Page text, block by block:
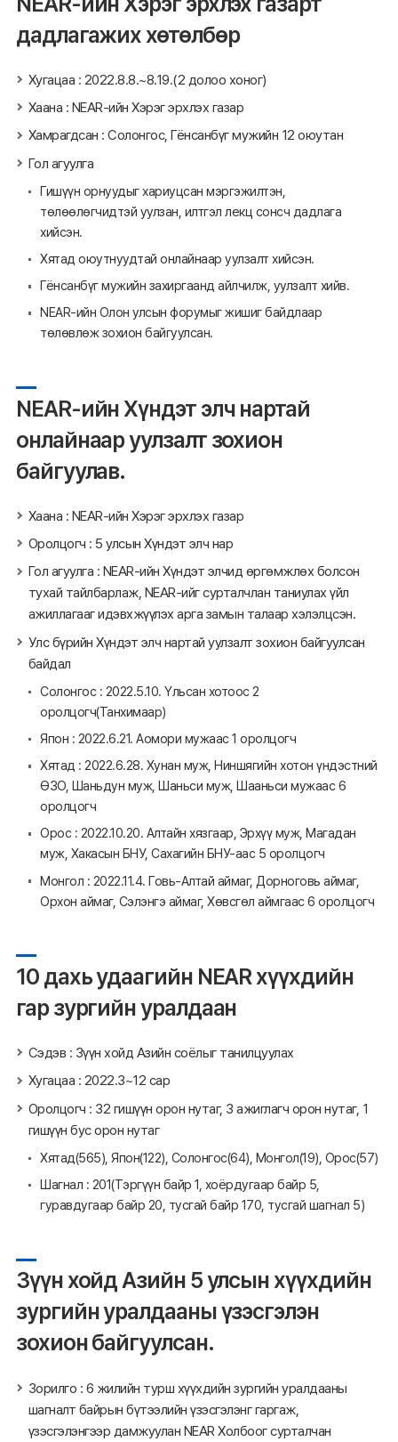
дадлагажих хөтөлбөр
Хугацаа : 2022.8.8.~8.19.(2 долоо хоног)
Хаана : NEAR-ийн Хэрэг эрхлэх газар
Хамрагдсан : Солонгос, Гёнсанбүг мужийн 12 оюутан
Гол агуулга
Гишүүн орнуудыг хариуцсан мэргэжилтэн,
төлөөлөгчидтэй уулзан, илтгэл лекц сонсч дадлага
хийсэн.
Хятад оюутнуудтай онлайнаар уулзалт хийсэн.
Гёнсанбүг мужийн захиргаанд айлчилж, уулзалт хийв.
NEAR-ийн Олон улсын форумыг жишиг байдлаар
төлөвлөж зохион байгуулсан.
NEAR-ийн Хүндэт элч нартай
онлайнаар уулзалт зохион
байгуулав.
Хаана : NEAR-ийн Хэрэг эрхлэх газар
Оролцогч : 5 улсын Хүндэт элч нар
Гол агуулга : NEAR-ийн Хүндэт элчид өргөмжлөх болсон
тухай тайлбарлаж, NEAR-ийг сурталчлан таниулах үйл
ажиллагааг идэвхжүүлэх арга замын талаар хэлэлцсэн.
Улс бүрийн Хүндэт элч нартай уулзалт зохион байгуулсан
байдал
Солонгос : 2022.5.10. Үльсан хотоос 2
оролцогч(Танхимаар)
Япон : 2022.6.21. Аомори мужаас 1 оролцогч
Хятад : 2022.6.28. Хунан муж, Ниншягийн хотон үндэстний
ӨЗО, Шаньдун муж, Шаньси муж, Шааньси мужаас 6
оролцогч
Орос : 2022.10.20. Алтайн хязгаар, Эрхүү муж, Магадан
муж, Хакасын БНУ, Сахагийн БНУ-аас 5 оролцогч
Монгол : 2022.11.4. Говь-Алтай аймаг, Дорноговь аймаг,
Орхон аймаг, Сэлэнгэ аймаг, Хөвсгөл аймгаас 6 оролцогч
10 дахь удаагийн NEAR хүүхдийн
гар зургийн уралдаан
Сэдэв : Зүүн хойд Азийн соёлыг танилцуулах
Хугацаа : 2022.3~12 сар
Оролцогч : 32 гишүүн орон нутаг, 3 ажиглагч орон нутаг, 1
гишүүн бус орон нутаг
Хятад(565), Япон(122), Солонгос(64), Монгол(19), Орос(57)
Шагнал : 201(Тэргүүн байр 1, хоёрдугаар байр 5,
гуравдугаар байр 20, тусгай байр 170, тусгай шагнал 5)
Зүүн хойд Азийн 5 улсын хүүхдийн
зургийн уралдааны үзэсгэлэн
зохион байгуулсан.
Зорилго : 6 жилийн турш хүүхдийн зургийн уралдааны
шагналт байрын бүтээлийн үзэсгэлэнг гаргаж,
үзэсгэлэнгээр дамжуулан NEAR Холбоог сурталчан